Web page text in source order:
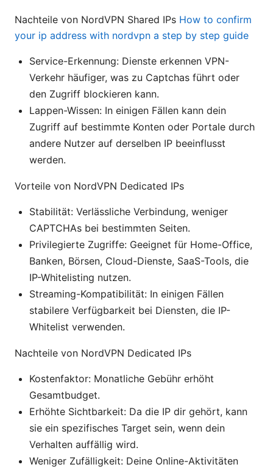
Nachteile von NordVPN Shared IPs How to confirm
your ip address with nordvpn a step by step guide
Service-Erkennung: Dienste erkennen VPN-
Verkehr häufiger, was zu Captchas führt oder
den Zugriff blockieren kann.
Lappen-Wissen: In einigen Fällen kann dein
Zugriff auf bestimmte Konten oder Portale durch
andere Nutzer auf derselben IP beeinflusst
werden.
Vorteile von NordVPN Dedicated IPs
Stabilität: Verlässliche Verbindung, weniger
CAPTCHAs bei bestimmten Seiten.
Privilegierte Zugriffe: Geeignet für Home-Office,
Banken, Börsen, Cloud-Dienste, SaaS-Tools, die
IP-Whitelisting nutzen.
Streaming-Kompatibilität: In einigen Fällen
stabilere Verfügbarkeit bei Diensten, die IP-
Whitelist verwenden.
Nachteile von NordVPN Dedicated IPs
Kostenfaktor: Monatliche Gebühr erhöht
Gesamtbudget.
Erhöhte Sichtbarkeit: Da die IP dir gehört, kann
sie ein spezifisches Target sein, wenn dein
Verhalten auffällig wird.
Weniger Zufälligkeit: Deine Online-Aktivitäten